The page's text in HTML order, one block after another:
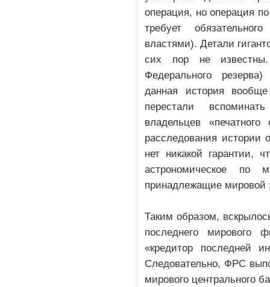
операция, но операция
требует
властями). Детали
сих пор не известны.
Федерального
данная история
перестали
владельцев «печатного
расследования истории
нет никакой гарантии,
астрономическое по
принадлежащие мировой
Таким образом,
последнего мирового
«кредитор последней
Следовательно, ФРС
мирового центрального